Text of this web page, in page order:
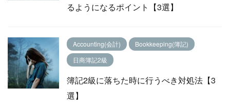
るようになるポイント【3選】
Accounting(会計)
Bookkeeping(簿記)
日商簿記2級
簿記2級に落ちた時に行うべき対処法【3
選】